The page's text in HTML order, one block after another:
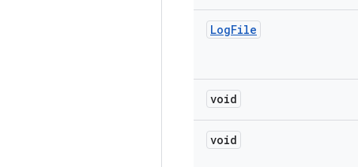
LogFile
void
void